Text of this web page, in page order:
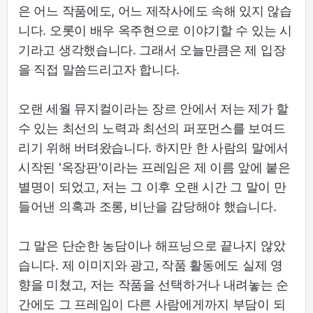
은 어느 작품에도, 어느 제작사에도 속해 있지 않습
니다. 오롯이 배우 옥주현으로 이야기할 수 있는 시
기라고 생각했습니다. 그래서 오늘만큼은 제 입장
을 직접 말씀드리고자 합니다.
오랜 세월 뮤지컬이라는 장르 안에서 저는 제가 할
수 있는 최선의 노력과 최선의 퍼포먼스를 보여드
리기 위해 버텨왔습니다. 하지만 한 사람의 말에서
시작된 '옥장판'이라는 프레임은 제 이름 앞에 붙은
별명이 되었고, 저는 그 이후 오랜 시간 그 말이 만
들어낸 의혹과 조롱, 비난을 감당해야 했습니다.
그 말은 단순한 농담이나 해프닝으로 끝나지 않았
습니다. 제 이미지와 광고, 작품 활동에도 실제 영
향을 미쳤고, 저는 작품을 선택하거나 내려놓는 순
간에도 그 프레임이 다른 사람에게까지 부담이 되